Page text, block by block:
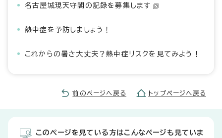
名古屋城現天守閣の記録を募集します
熱中症を予防しましょう！
これからの暑さ大丈夫？熱中症リスクを見てみよう！
前のページへ戻る トップページへ戻る
このページを見ている方はこんなページも見ていま